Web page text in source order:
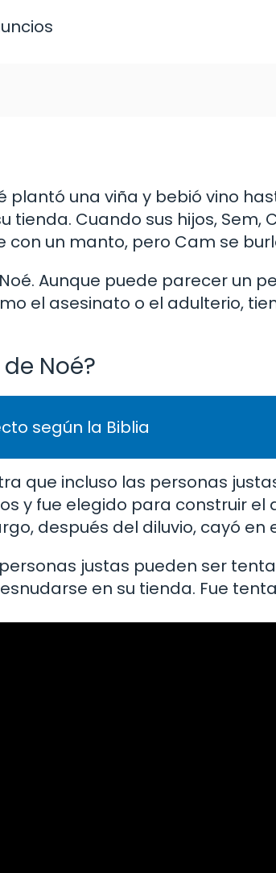
plantó una viña y bebió vino
Cuando sus hijos, Sem,
un manto, pero Cam se
Aunque puede parecer un
el asesinato o el adulterio,
Noé?
según la Biblia
que incluso las personas
y fue elegido para construir el
después del diluvio, cayó en
justas pueden ser
en su tienda. Fue